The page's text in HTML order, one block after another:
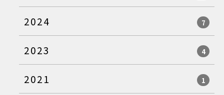
2024 7
2023 4
2021 1